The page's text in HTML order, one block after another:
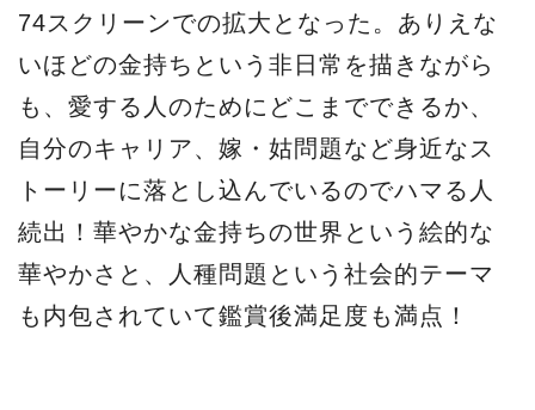
74スクリーンでの拡大となった。ありえな
いほどの金持ちという非日常を描きながら
も、愛する人のためにどこまでできるか、
自分のキャリア、嫁・姑問題など身近なス
トーリーに落とし込んでいるのでハマる人
続出！華やかな金持ちの世界という絵的な
華やかさと、人種問題という社会的テーマ
も内包されていて鑑賞後満足度も満点！